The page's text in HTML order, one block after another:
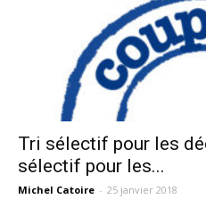
Tri sélectif pour les
sélectif pour les...
Michel Catoire - 25 janvier 2018